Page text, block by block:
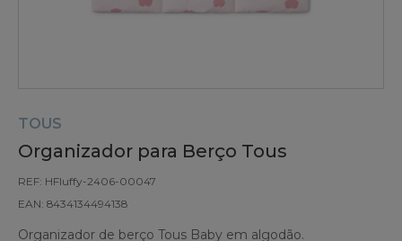
TOUS
Organizador para Berço Tous
REF: HFluffy-2406-00047
EAN: 8434134494138
Organizador de berço Tous Baby em algodão.